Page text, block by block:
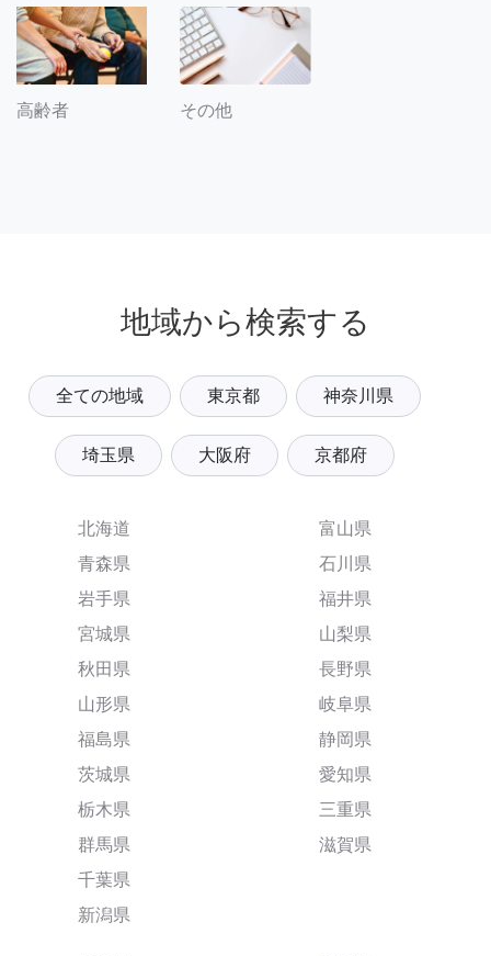
高齢者 その他
地域から検索する
全ての地域 東京都 神奈川県
埼玉県 大阪府 京都府
北海道
青森県
岩手県
宮城県
秋田県
山形県
福島県
茨城県
栃木県
群馬県
千葉県
新潟県
富山県
石川県
福井県
山梨県
長野県
岐阜県
静岡県
愛知県
三重県
滋賀県